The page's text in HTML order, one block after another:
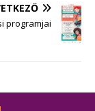
programjai